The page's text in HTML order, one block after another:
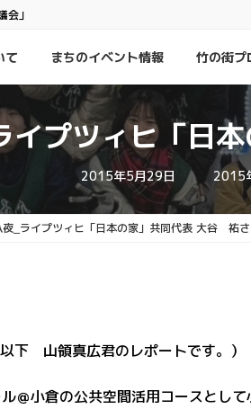
会」
て まちのイベント情報 竹の街プ
イプツィヒ「日
2015年5月29日 最
終
更
新
日
時
2015
夜_ライプツィヒ「日本の家」共同代表 大谷 祐
下 山領真広君のレポートです。）
＠小倉の公共空間活用コースとし